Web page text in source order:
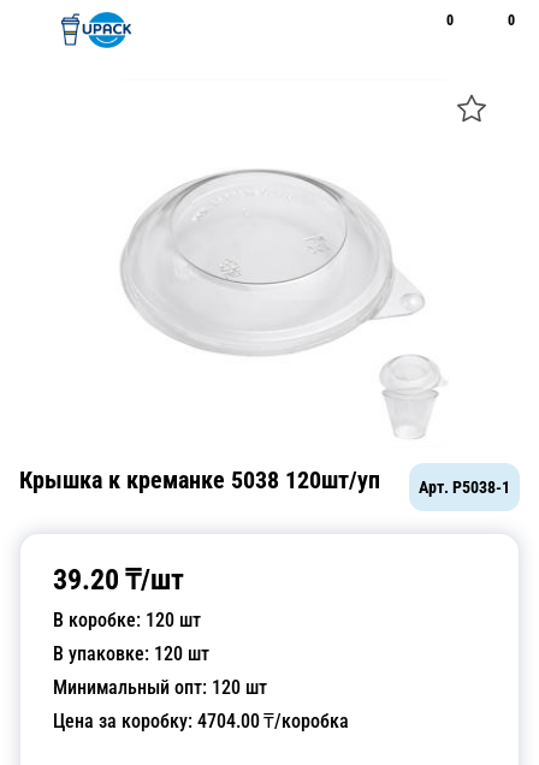
0 0
Крышка к креманке 5038 120шт/уп Арт. P5038-1
39.20 ₸/шт
В коробке: 120 шт
В упаковке: 120 шт
Минимальный опт: 120 шт
Цена за коробку: 4704.00₸/коробка